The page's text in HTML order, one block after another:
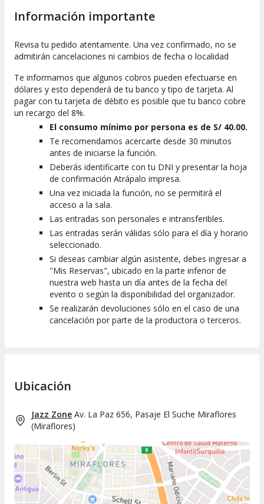
Información importante
Revisa tu pedido atentamente. Una vez confirmado, no se
admitirán cancelaciones ni cambios de fecha o localidad
Te informamos que algunos cobros pueden efectuarse en
dólares y esto dependerá de tu banco y tipo de tarjeta. Al
pagar con tu tarjeta de débito es posible que tu banco cobre
un recargo del 8%.
El consumo mínimo por persona es de S/ 40.00.
Te recomendamos acercarte desde 30 minutos
antes de iniciarse la función.
Deberás identificarte con tu DNI y presentar la hoja
de confirmación Atrápalo impresa.
Una vez iniciada la función, no se permitirá el
acceso a la sala.
Las entradas son personales e intransferibles.
Las entradas serán válidas sólo para el día y horario
seleccionado.
Si deseas cambiar algún asistente, debes ingresar a
"Mis Reservas", ubicado en la parte inferior de
nuestra web hasta un día antes de la fecha del
evento o según la disponibilidad del organizador.
Se realizarán devoluciones sólo en el caso de una
cancelación por parte de la productora o terceros.
Ubicación
Jazz Zone Av. La Paz 656, Pasaje El Suche Miraflores
(Miraflores)